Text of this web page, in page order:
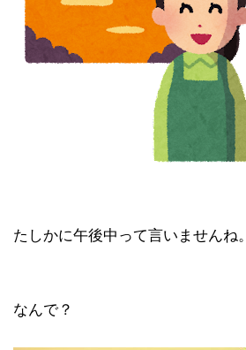
たしかに午後中って言いませんね。
なんで？